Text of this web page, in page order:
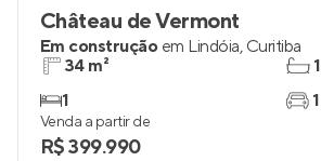
Château de Vermont
Em construção em Lindóia, Curitiba
34 m²
1
1
1
Venda a partir de
R$ 399.990